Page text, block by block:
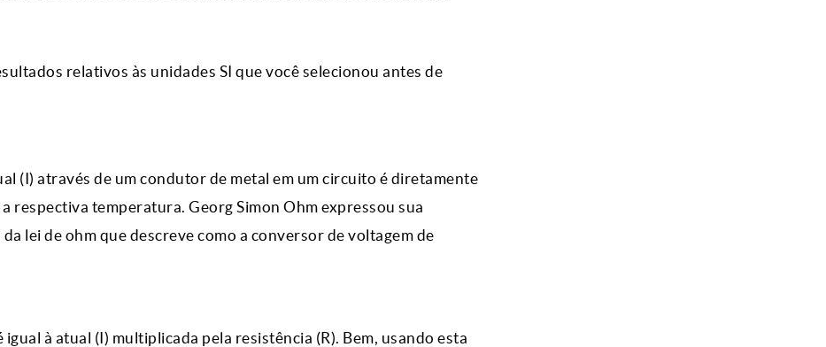
relativos às unidades SI que você selecionou antes de
(I) através de um condutor de metal em um circuito é diretamente
respectiva temperatura. Georg Simon Ohm expressou sua
lei de ohm que descreve como a conversor de voltagem de
à atual (I) multiplicada pela resistência (R). Bem, usando esta